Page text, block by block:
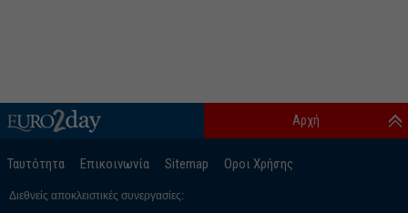
Ταυτότητα Επικοινωνία Sitemap Οροι Χρήσης
Αρχή
Διεθνείς αποκλειστικές συνεργασίες: